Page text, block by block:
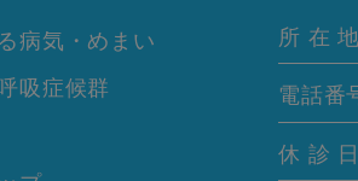
病気・めまい
吸症候群
所 在 地
電話番
休 診 日